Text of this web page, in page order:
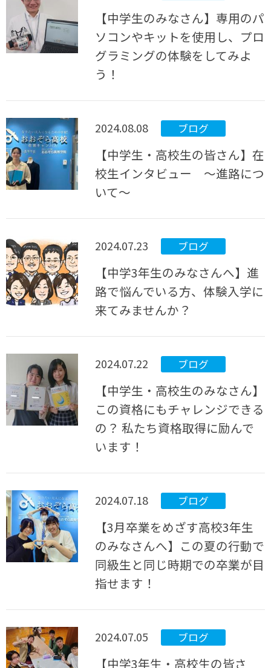
【中学生のみなさん】専用のパ
ソコンやキットを使用し、プロ
グラミングの体験をしてみよ
う！
2024.08.08 ブログ
【中学生・高校生の皆さん】在
校生インタビュー ～進路につ
いて～
2024.07.23 ブログ
【中学3年生のみなさんへ】進
路で悩んでいる方、体験入学に
来てみませんか？
2024.07.22 ブログ
【中学生・高校生のみなさん】
この資格にもチャレンジできる
の？ 私たち資格取得に励んで
います！
2024.07.18 ブログ
【3月卒業をめざす高校3年生
のみなさんへ】この夏の行動で
同級生と同じ時期での卒業が目
指せます！
2024.07.05 ブログ
【中学3年生・高校生の皆さ